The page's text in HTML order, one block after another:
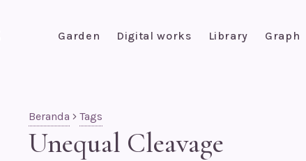
Garden Digital works Library Graph
Beranda Tags
Unequal Cleavage